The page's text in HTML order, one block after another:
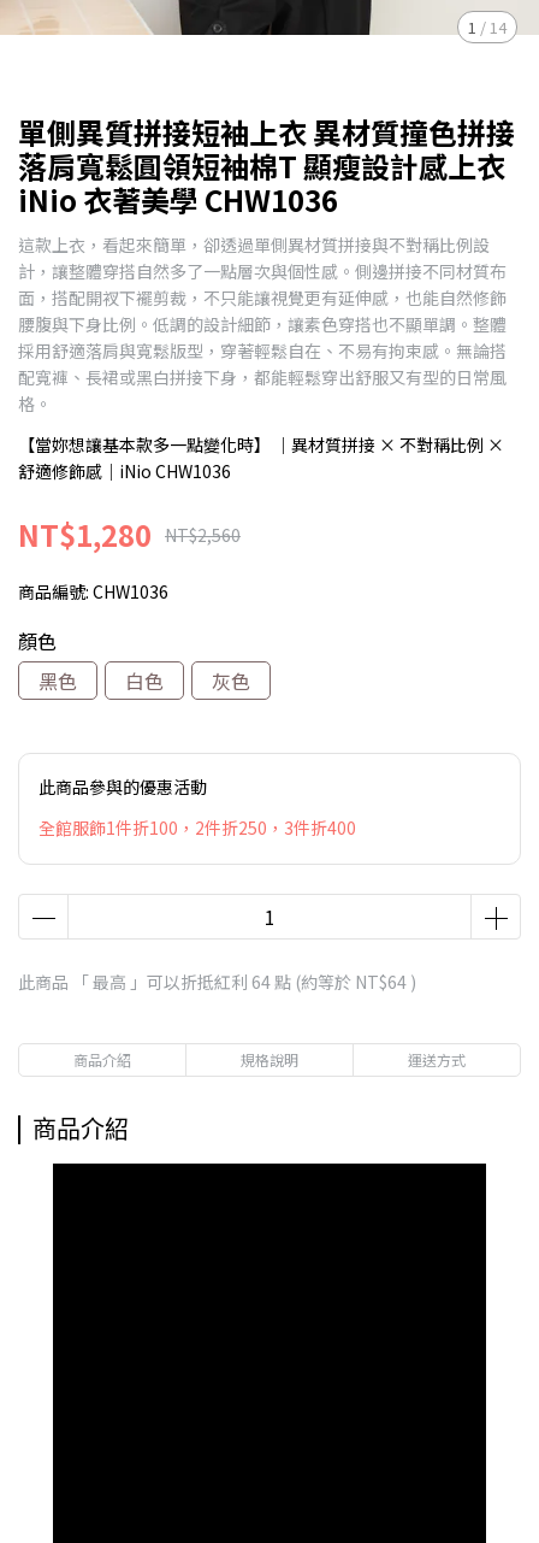
1 /14
單側異質拼接短袖上衣 異材質撞色拼接
落肩寬鬆圓領短袖棉T 顯瘦設計感上衣
iNio 衣著美學 CHW1036
這款上衣，看起來簡單，卻透過單側異材質拼接與不對稱比例設
計，讓整體穿搭自然多了一點層次與個性感。側邊拼接不同材質布
面，搭配開衩下襬剪裁，不只能讓視覺更有延伸感，也能自然修飾
腰腹與下身比例。低調的設計細節，讓素色穿搭也不顯單調。整體
採用舒適落肩與寬鬆版型，穿著輕鬆自在、不易有拘束感。無論搭
配寬褲、長裙或黑白拼接下身，都能輕鬆穿出舒服又有型的日常風
格。
【當妳想讓基本款多一點變化時】 ｜異材質拼接 × 不對稱比例 ×
舒適修飾感｜iNio CHW1036
NT$1,280 NT$2,560
商品編號: CHW1036
顏色
黑色
白色 灰色
此商品參與的優惠活動
全館服飾1件折100，2件折250，3件折400
此商品 「 最高 」可以折抵紅利 64點 (約等於 NT$64 )
商品介紹 規格說明 運送方式
商品介紹